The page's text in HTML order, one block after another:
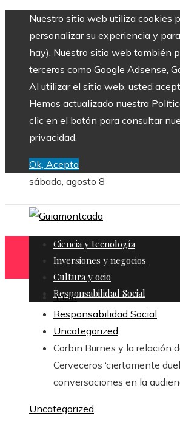
Nuestro sitio web utiliza cookies
personalizar su experiencia y
hay). Nuestro sitio web también
terceros como Google Adsense,
Al utilizar el sitio web, usted
Hemos actualizado nuestra
clic en el botón para consultar
privacidad.
Ok, Acepto
sábado, agosto 8
Ciencia y tecnología
Inversiones y negocios
Cultura y ocio
Responsabilidad Social
Inicio
Responsabilidad Social
Uncategorized
Corbin Burnes y la relación
Cerveceros ‘ciertamente
conversaciones en la
Uncategorized